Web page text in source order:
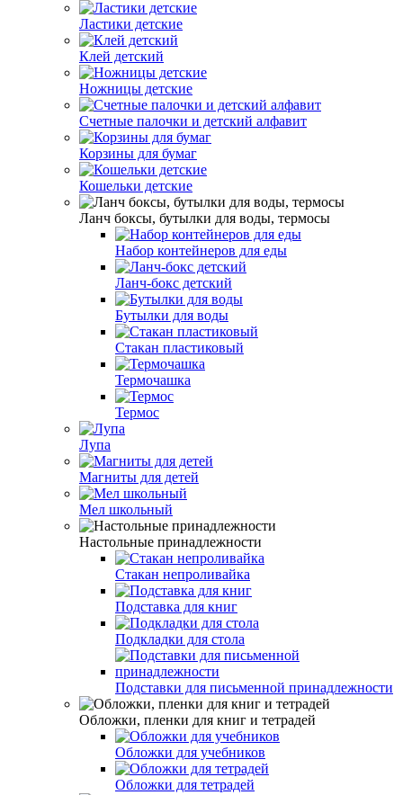
Ластики детские
Клей детский
Ножницы детские
Счетные палочки и детский алфавит
Корзины для бумаг
Кошельки детские
Ланч боксы, бутылки для воды, термосы
Набор контейнеров для еды
Ланч-бокс детский
Бутылки для воды
Стакан пластиковый
Термочашка
Термос
Лупа
Магниты для детей
Мел школьный
Настольные принадлежности
Стакан непроливайка
Подставка для книг
Подкладки для стола
Подставки для письменной принадлежности
Обложки, пленки для книг и тетрадей
Обложки для учебников
Обложки для тетрадей